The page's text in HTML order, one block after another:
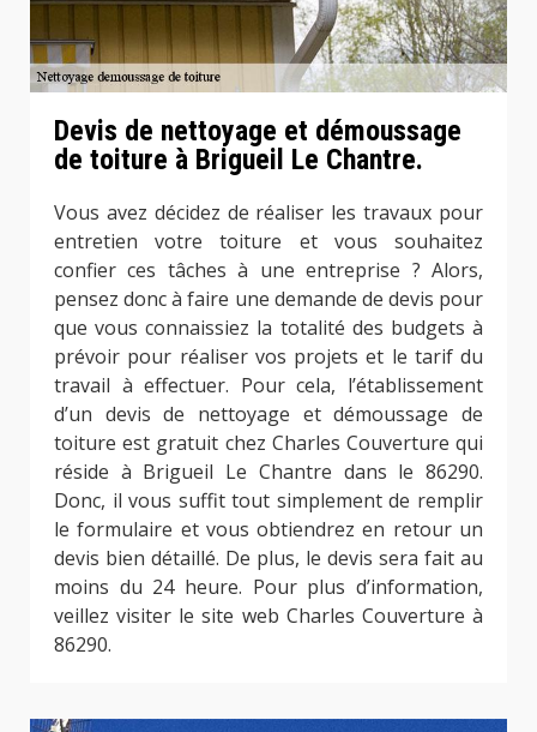
Devis de nettoyage et démoussage
de toiture à Brigueil Le Chantre.
Vous avez décidez de réaliser les travaux pour
entretien votre toiture et vous souhaitez
confier ces tâches à une entreprise ? Alors,
pensez donc à faire une demande de devis pour
que vous connaissiez la totalité des budgets à
prévoir pour réaliser vos projets et le tarif du
travail à effectuer. Pour cela, l’établissement
d’un devis de nettoyage et démoussage de
toiture est gratuit chez Charles Couverture qui
réside à Brigueil Le Chantre dans le 86290.
Donc, il vous suffit tout simplement de remplir
le formulaire et vous obtiendrez en retour un
devis bien détaillé. De plus, le devis sera fait au
moins du 24 heure. Pour plus d’information,
veillez visiter le site web Charles Couverture à
86290.